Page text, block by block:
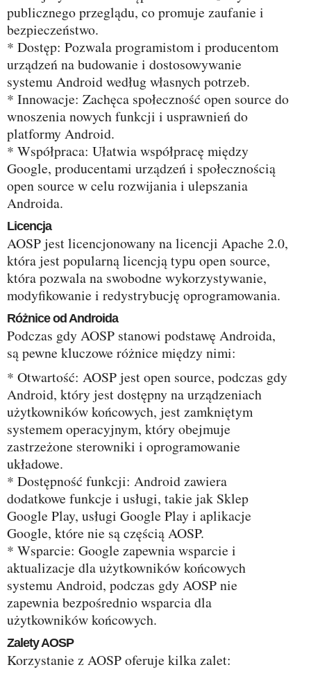
publicznego przeglądu, co promuje zaufanie i
bezpieczeństwo.
* Dostęp: Pozwala programistom i producentom
urządzeń na budowanie i dostosowywanie
systemu Android według własnych potrzeb.
* Innowacje: Zachęca społeczność open source do
wnoszenia nowych funkcji i usprawnień do
platformy Android.
* Współpraca: Ułatwia współpracę między
Google, producentami urządzeń i społecznością
open source w celu rozwijania i ulepszania
Androida.
Licencja
AOSP jest licencjonowany na licencji Apache 2.0,
która jest popularną licencją typu open source,
która pozwala na swobodne wykorzystywanie,
modyfikowanie i redystrybucję oprogramowania.
Różnice od Androida
Podczas gdy AOSP stanowi podstawę Androida,
są pewne kluczowe różnice między nimi:
* Otwartość: AOSP jest open source, podczas gdy
Android, który jest dostępny na urządzeniach
użytkowników końcowych, jest zamkniętym
systemem operacyjnym, który obejmuje
zastrzeżone sterowniki i oprogramowanie
układowe.
* Dostępność funkcji: Android zawiera
dodatkowe funkcje i usługi, takie jak Sklep
Google Play, usługi Google Play i aplikacje
Google, które nie są częścią AOSP.
* Wsparcie: Google zapewnia wsparcie i
aktualizacje dla użytkowników końcowych
systemu Android, podczas gdy AOSP nie
zapewnia bezpośrednio wsparcia dla
użytkowników końcowych.
Zalety AOSP
Korzystanie z AOSP oferuje kilka zalet: